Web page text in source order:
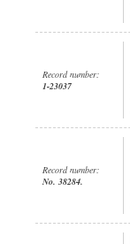
Record number:
1-23037
Record number:
No. 38284.